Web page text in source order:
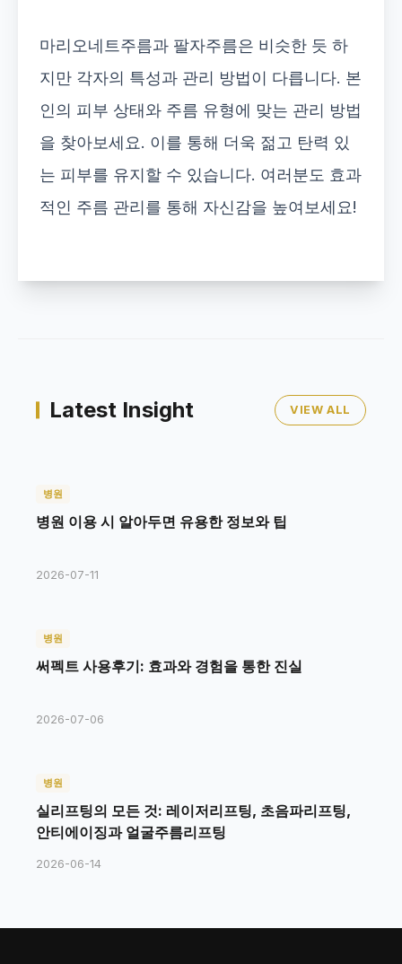
마리오네트주름과 팔자주름은 비슷한 듯 하
지만 각자의 특성과 관리 방법이 다릅니다. 본
인의 피부 상태와 주름 유형에 맞는 관리 방법
을 찾아보세요. 이를 통해 더욱 젊고 탄력 있
는 피부를 유지할 수 있습니다. 여러분도 효과
적인 주름 관리를 통해 자신감을 높여보세요!
Latest Insight VIEW ALL
병원
병원 이용 시 알아두면 유용한 정보와 팁
2026-07-11
병원
써펙트 사용후기: 효과와 경험을 통한 진실
2026-07-06
병원
실리프팅의 모든 것: 레이저리프팅, 초음파리프팅,
안티에이징과 얼굴주름리프팅
2026-06-14